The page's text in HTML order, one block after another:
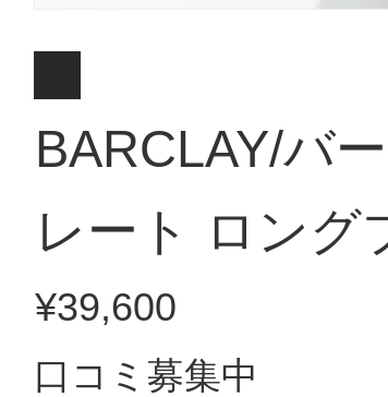
BARCLAY/バ
レート ロング
¥39,600
口コミ募集中